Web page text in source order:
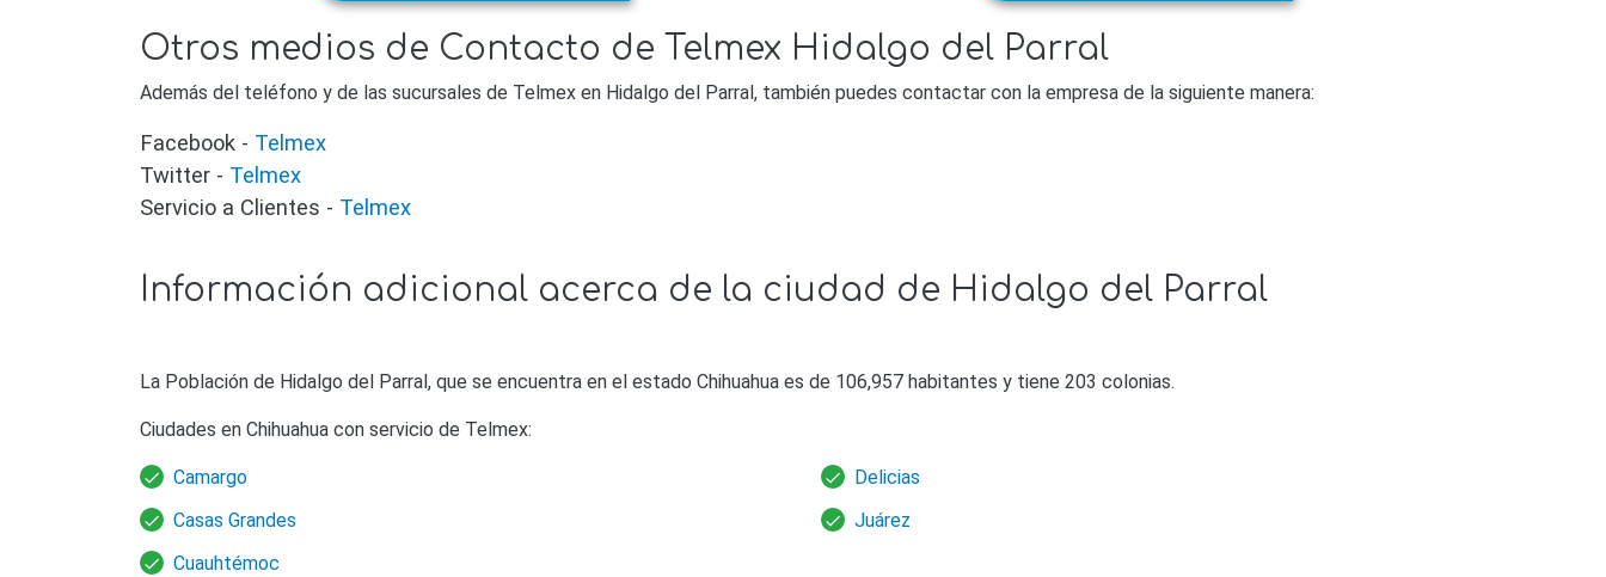
Otros medios de Contacto de Telmex Hidalgo del Parral
Además del teléfono y de las sucursales de Telmex en Hidalgo del Parral, también puedes contactar con la empresa de la siguiente manera:
Facebook - Telmex
Twitter - Telmex
Servicio a Clientes - Telmex
Información adicional acerca de la ciudad de Hidalgo del Parral
La Población de Hidalgo del Parral, que se encuentra en el estado Chihuahua es de 106,957 habitantes y tiene 203 colonias.
Ciudades en Chihuahua con servicio de Telmex:
Camargo
Casas Grandes
Cuauhtémoc
Delicias
Juárez